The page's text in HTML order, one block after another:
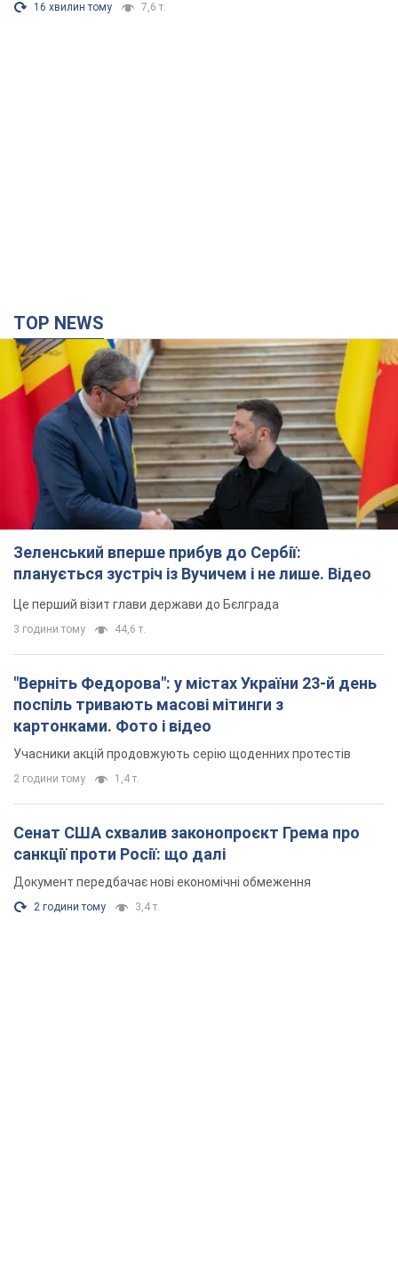
16 хвилин тому 7,6 т.
TOP NEWS
Зеленський вперше прибув до Сербії:
планується зустріч із Вучичем і не лише. Відео
Це перший візит глави держави до Бєлграда
3 години тому 44,6 т.
"Верніть Федорова": у містах України 23-й день
поспіль тривають масові мітинги з
картонками. Фото і відео
Учасники акцій продовжують серію щоденних протестів
2 години тому 1,4 т.
Сенат США схвалив законопроєкт Грема про
санкції проти Росії: що далі
Документ передбачає нові економічні обмеження
2 години тому 3,4 т.